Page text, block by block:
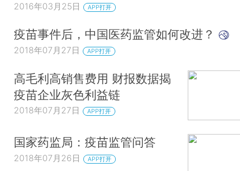
2016年03月25日 APP打开
疫苗事件后，中国医药监管如何改进？
2018年07月27日 APP打开
高毛利高销售费用 财报数据揭
疫苗企业灰色利益链
2018年07月27日 APP打开
国家药监局：疫苗监管问答
2018年07月26日 APP打开